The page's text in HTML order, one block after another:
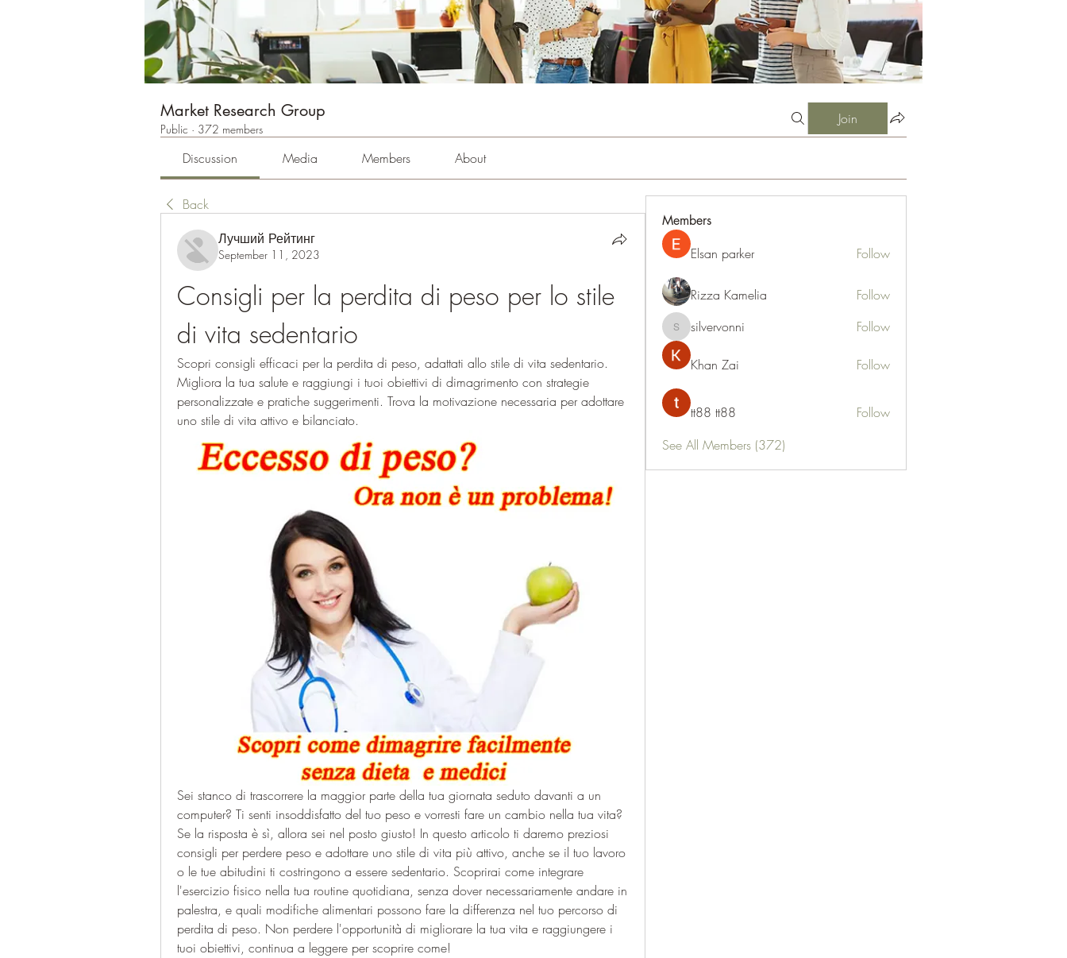
Market Research Group
Public · 372 members
Join
Discussion Media Members About
Back
Лучший Рейтинг
September 11, 2023
Consigli per la perdita di peso per lo stile
di vita sedentario
Scopri consigli efficaci per la perdita di peso, adattati allo stile di vita sedentario.
Migliora la tua salute e raggiungi i tuoi obiettivi di dimagrimento con strategie
personalizzate e pratiche suggerimenti. Trova la motivazione necessaria per adottare
uno stile di vita attivo e bilanciato.
Sei stanco di trascorrere la maggior parte della tua giornata seduto davanti a un
computer? Ti senti insoddisfatto del tuo peso e vorresti fare un cambio nella tua vita?
Se la risposta è sì, allora sei nel posto giusto! In questo articolo ti daremo preziosi
consigli per perdere peso e adottare uno stile di vita più attivo, anche se il tuo lavoro
o le tue abitudini ti costringono a essere sedentario. Scoprirai come integrare
l'esercizio fisico nella tua routine quotidiana, senza dover necessariamente andare in
palestra, e quali modifiche alimentari possono fare la differenza nel tuo percorso di
perdita di peso. Non perdere l'opportunità di migliorare la tua vita e raggiungere i
tuoi obiettivi, continua a leggere per scoprire come!
Members
Elsan parker Follow
Rizza Kamelia Follow
silvervonni
silvervonni Follow
Khan Zai Follow
tt88 tt88
Follow
See All Members (372)